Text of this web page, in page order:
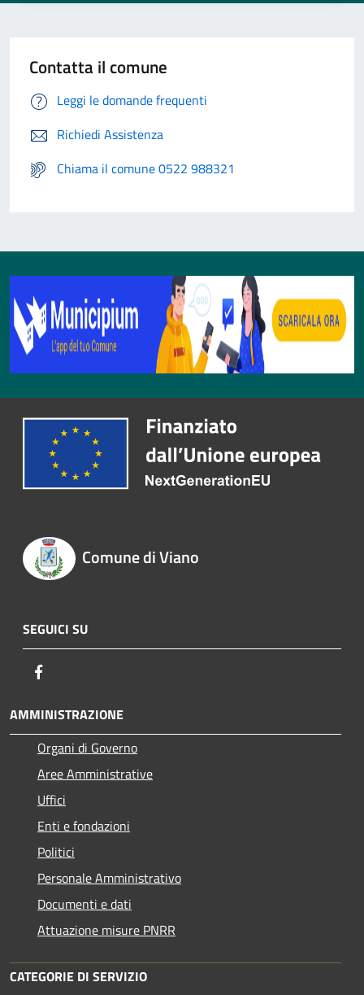
Contatta il comune
Leggi le domande frequenti
Richiedi Assistenza
Chiama il comune 0522 988321
Comune di Viano
SEGUICI SU
AMMINISTRAZIONE
Organi di Governo
Aree Amministrative
Uffici
Enti e fondazioni
Politici
Personale Amministrativo
Documenti e dati
Attuazione misure PNRR
CATEGORIE DI SERVIZIO